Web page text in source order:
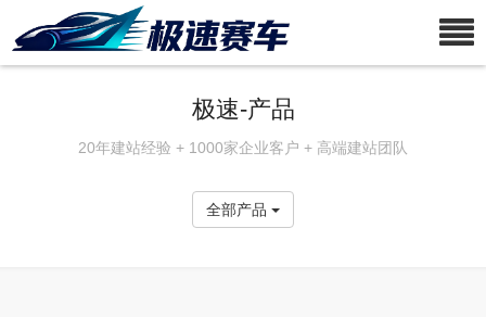
极速-产品
20年建站经验 + 1000家企业客户 + 高端建站团队
全部产品